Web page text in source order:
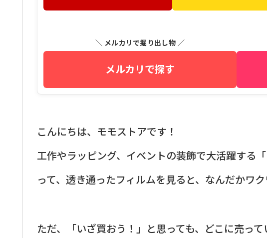
＼ メルカリで掘り出し物 ／
メルカリで探す
こんにちは、モモストアです！
工作やラッピング、イベントの装飾で大活躍する
って、透き通ったフィルムを見ると、なんだかワ
ただ、「いざ買おう！」と思っても、どこに売って